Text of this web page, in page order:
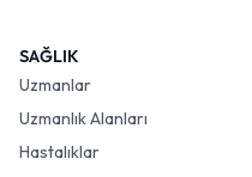
SAĞLIK
Uzmanlar
Uzmanlık Alanları
Hastalıklar